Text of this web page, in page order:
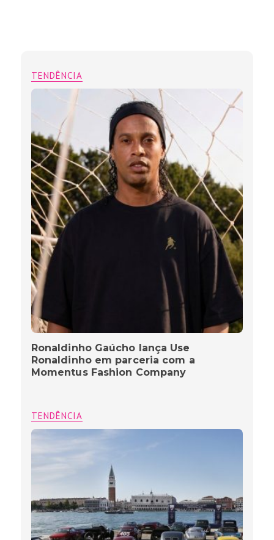
TENDÊNCIA
Ronaldinho Gaúcho lança Use
Ronaldinho em parceria com a
Momentus Fashion Company
TENDÊNCIA